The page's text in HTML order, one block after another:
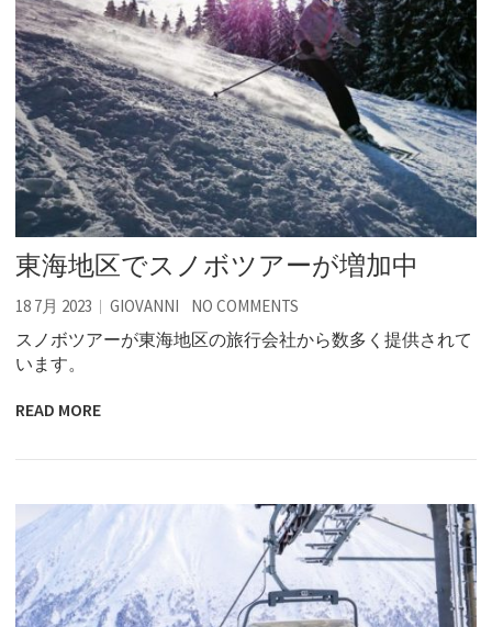
東海地区でスノボツアーが増加中
18 7月 2023 GIOVANNI NO COMMENTS
スノボツアーが東海地区の旅行会社から数多く提供されて
います。
READ MORE